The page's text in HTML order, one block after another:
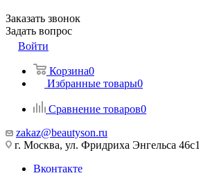
Заказать звонок
Задать вопрос
Войти
Корзина0
Избранные товары0
Сравнение товаров0
zakaz@beautyson.ru
г. Москва, ул. Фридриха Энгельса 46с1
Вконтакте